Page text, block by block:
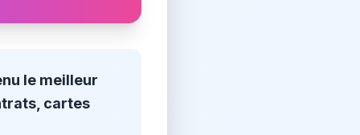
le meilleur
cartes